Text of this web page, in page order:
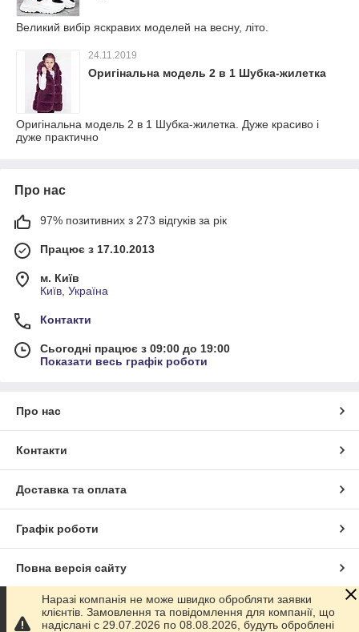
Великий вибір яскравих моделей на весну, літо.
24.11.2019
Оригінальна модель 2 в 1 Шубка-жилетка
Оригінальна модель 2 в 1 Шубка-жилетка. Дуже красиво і
дуже практично
Про нас
97% позитивних з 273 відгуків за рік
Працює з 17.10.2013
м. Київ
Київ, Україна
Контакти
Сьогодні працює з 09:00 до 19:00
Показати весь графік роботи
Про нас
Контакти
Доставка та оплата
Графік роботи
Повна версія сайту
Сайт створено на маркетплейсіProm.ua
Наразі компанія не може швидко обробляти заявки
клієнтів. Замовлення та повідомлення для компанії, що
надіслані с 29.07.2026 по 08.08.2026, будуть оброблені